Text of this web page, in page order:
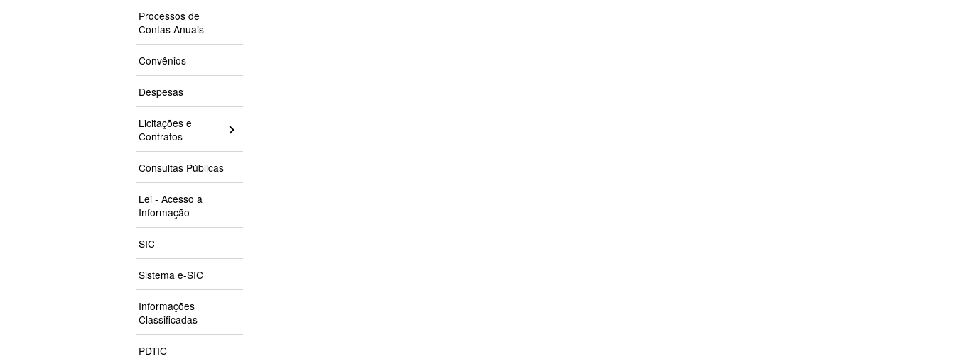
Processos de
Contas Anuais
Convênios
Despesas
Licitações e
Contratos
Consultas Públicas
Lei - Acesso a
Informação
SIC
Sistema e-SIC
Informações
Classificadas
PDTIC